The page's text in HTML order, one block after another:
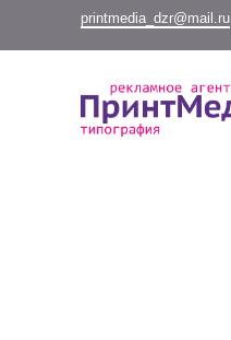
printmedia_dzr@mail.ru